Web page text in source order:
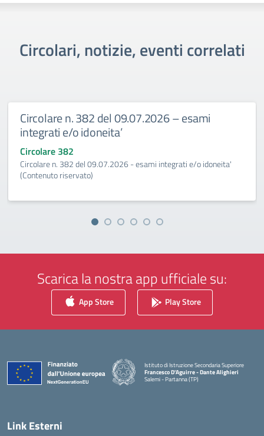
Circolari, notizie, eventi correlati
Circolare n. 382 del 09.07.2026 – esami
integrati e/o idoneita’
Circolare 382
Circolare n. 382 del 09.07.2026 - esami integrati e/o idoneita'
(Contenuto riservato)
Scarica la nostra app ufficiale su:
App Store Play Store
Istituto di Istruzione Secondaria Superiore
Francesco D'Aguirre - Dante Alighieri
Salemi - Partanna (TP)
Link Esterni